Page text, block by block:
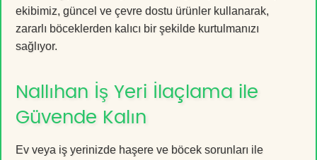
ekibimiz, güncel ve çevre dostu ürünler kullanarak,
zararlı böceklerden kalıcı bir şekilde kurtulmanızı
sağlıyor.
Nallıhan İş Yeri İlaçlama ile
Güvende Kalın
Ev veya iş yerinizde haşere ve böcek sorunları ile